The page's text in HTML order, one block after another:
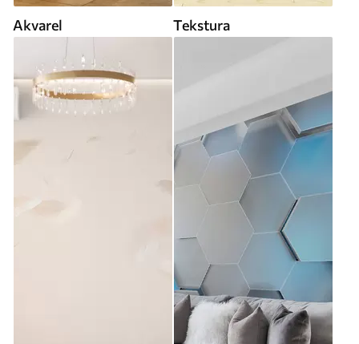
Akvarel Tekstura